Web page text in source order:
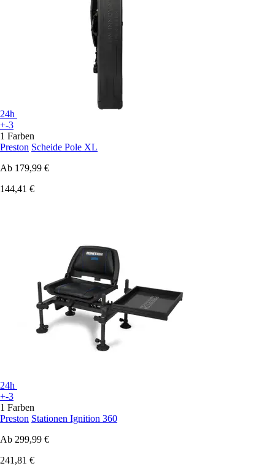
24h
+-3
1 Farben
Preston Scheide Pole XL
Ab 179,99 €
144,41 €
24h
+-3
1 Farben
Preston Stationen Ignition 360
Ab 299,99 €
241,81 €